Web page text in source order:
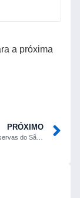
a próxima
PRÓXIMO
Santos supera reservas do São Paulo na Vila Belmiro e encerra jejum no Brasileirão